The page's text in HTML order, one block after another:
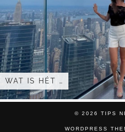
WAT IS HÉT …
© 2026 TIPS
WORDPRESS